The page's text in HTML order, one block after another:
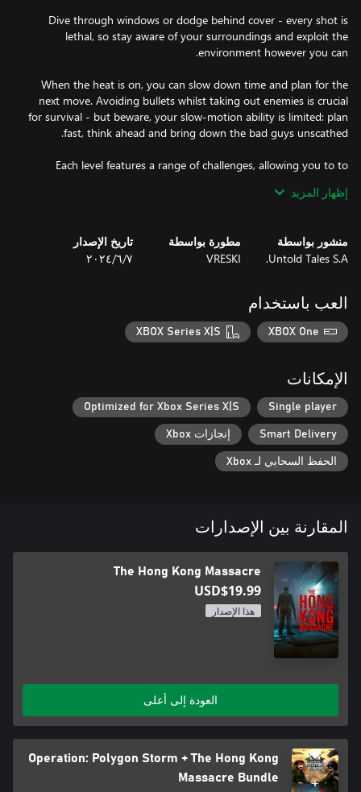
Dive through windows or dodge behind cover - every shot is
lethal, so stay aware of your surroundings and exploit the
When the heat is on, you can slow down time and plan for the
next move. Avoiding bullets whilst taking out enemies is crucial
for survival - but beware, your slow-motion ability is limited: plan
Each level features a range of challenges, allowing you to to
restaurants to rooftops across a moody, crime-riddled city.
إظهار المزيد
منشور بواسطة
Untold Tales S.A.
مطورة بواسطة
VRESKI
تاريخ الإصدار
٧‏/٦‏/٢٠٢٤
العب باستخدام
XBOX One
XBOX Series X|S
الإمكانات
Single player
Optimized for Xbox Series X|S
Smart Delivery إنجازات Xbox
الحفظ السحابي لـ Xbox
المقارنة بين الإصدارات
The Hong Kong Massacre
USD$19.99
هذا الإصدار
العودة إلى أعلى
Operation: Polygon Storm + The Hong Kong
Massacre Bundle